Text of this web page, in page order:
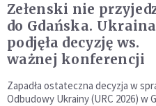
Zełenski nie
do Gdańska. Ukraina
podjęła decyzję ws.
ważnej konferencji
Zapadła ostateczna decyzja w
Odbudowy Ukrainy (URC 2026) w